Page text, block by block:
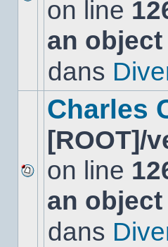
Aucun
nouveau
message
non-
dans
on line
an
dans
Aucun
nouveau
message
Charles
[ROOT]/
on line
an
dans